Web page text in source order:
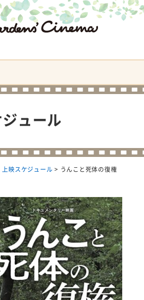
ュール
上映スケジュール > うんこと死体の復権